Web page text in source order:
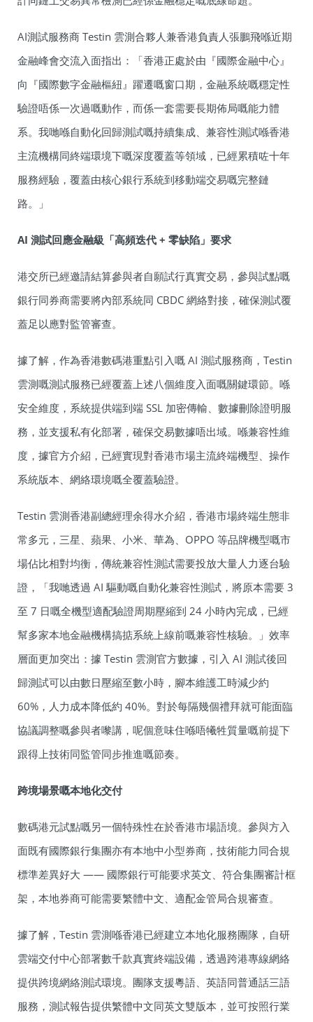
AI測試服務商 Testin 雲測合夥人兼香港負責人張鵬飛喺近期
金融峰會交流入面指出：「香港正處於由『國際金融中心』
向『國際數字金融樞紐』躍遷嘅窗口期，金融系統嘅穩定性
驗證唔係一次過嘅動作，而係一套需要長期佈局嘅能力體
系。我哋喺自動化回歸測試嘅持續集成、兼容性測試喺香港
主流機構同終端環境下嘅深度覆蓋等領域，已經累積咗十年
服務經驗，覆蓋由核心銀行系統到移動端交易嘅完整鏈
路。」
AI 測試回應金融級「高頻迭代 + 零缺陷」要求
港交所已經邀請結算參與者自願試行真實交易，參與試點嘅
銀行同券商需要將內部系統同 CBDC 網絡對接，確保測試覆
蓋足以應對監管審查。
據了解，作為香港數碼港重點引入嘅 AI 測試服務商，Testin
雲測嘅測試服務已經覆蓋上述八個維度入面嘅關鍵環節。喺
安全維度，系統提供端到端 SSL 加密傳輸、數據刪除證明服
務，並支援私有化部署，確保交易數據唔出域。喺兼容性維
度，據官方介紹，已經實現對香港市場主流終端機型、操作
系統版本、網絡環境嘅全覆蓋驗證。
Testin 雲測香港副總經理余得水介紹，香港市場終端生態非
常多元，三星、蘋果、小米、華為、OPPO 等品牌機型嘅市
場佔比相對均衡，傳統兼容性測試需要投放大量人力逐台驗
證，「我哋透過 AI 驅動嘅自動化兼容性測試，將原本需要 3
至 7 日嘅全機型適配驗證周期壓縮到 24 小時內完成，已經
幫多家本地金融機構搞掂系統上線前嘅兼容性核驗。」效率
層面更加突出：據 Testin 雲測官方數據，引入 AI 測試後回
歸測試可以由數日壓縮至數小時，腳本維護工時減少約
60%，人力成本降低約 40%。對於每隔幾個禮拜就可能面臨
協議調整嘅參與者嚟講，呢個意味住喺唔犧牲質量嘅前提下
跟得上技術同監管同步推進嘅節奏。
跨境場景嘅本地化交付
數碼港元試點嘅另一個特殊性在於香港市場語境。參與方入
面既有國際銀行集團亦有本地中小型券商，技術能力同合規
標準差異好大 —— 國際銀行可能要求英文、符合集團審計框
架，本地券商可能需要繁體中文、適配金管局合規審查。
據了解，Testin 雲測喺香港已經建立本地化服務團隊，自研
雲端交付中心部署數千款真實終端設備，透過跨港專線網絡
提供跨境網絡測試環境。團隊支援粵語、英語同普通話三語
服務，測試報告提供繁體中文同英文雙版本，並可按照行業